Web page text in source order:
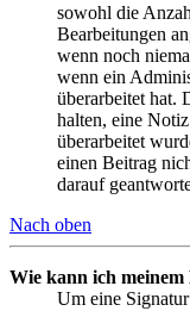
sowohl die
Bearbeitungen
wenn noch
wenn ein
überarbeitet hat.
halten, eine
überarbeitet
einen Beitrag
darauf
Nach oben
Wie kann ich
Um eine